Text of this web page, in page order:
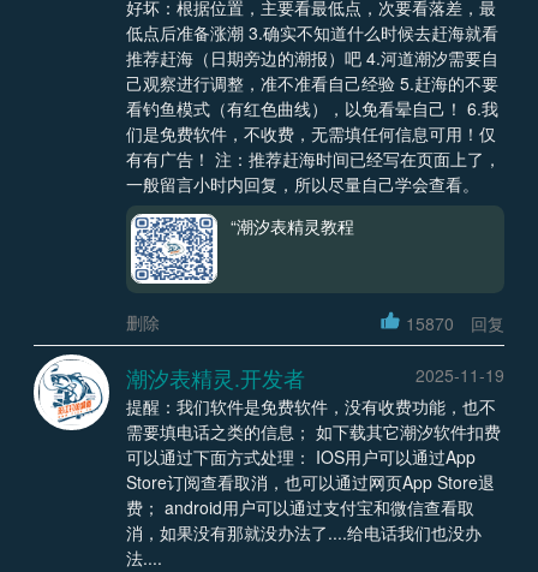
好坏：根据位置，主要看最低点，次要看落差，最
低点后准备涨潮 3.确实不知道什么时候去赶海就看
推荐赶海（日期旁边的潮报）吧 4.河道潮汐需要自
己观察进行调整，准不准看自己经验 5.赶海的不要
看钓鱼模式（有红色曲线），以免看晕自己！ 6.我
们是免费软件，不收费，无需填任何信息可用！仅
有有广告！ 注：推荐赶海时间已经写在页面上了，
一般留言小时内回复，所以尽量自己学会查看。
“潮汐表精灵教程
删除 15870 回复
潮汐表精灵.开发者
2025-11-19
提醒：我们软件是免费软件，没有收费功能，也不
需要填电话之类的信息； 如下载其它潮汐软件扣费
可以通过下面方式处理： IOS用户可以通过App
Store订阅查看取消，也可以通过网页App Store退
费； android用户可以通过支付宝和微信查看取
消，如果没有那就没办法了....给电话我们也没办
法....